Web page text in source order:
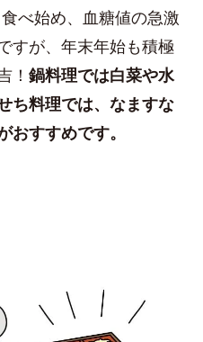
べ始め、血糖値の急激
すが、年末年始も積極
！ 鍋料理では白菜や水
ち料理では、なますな
おすすめです。